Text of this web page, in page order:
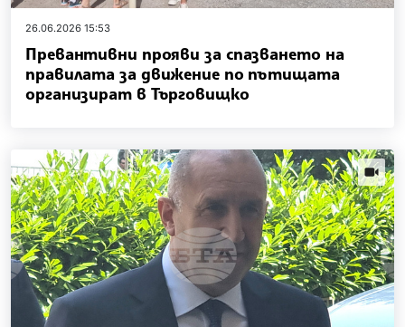
26.06.2026 15:53
Превантивни прояви за спазването на
правилата за движение по пътищата
организират в Търговищко